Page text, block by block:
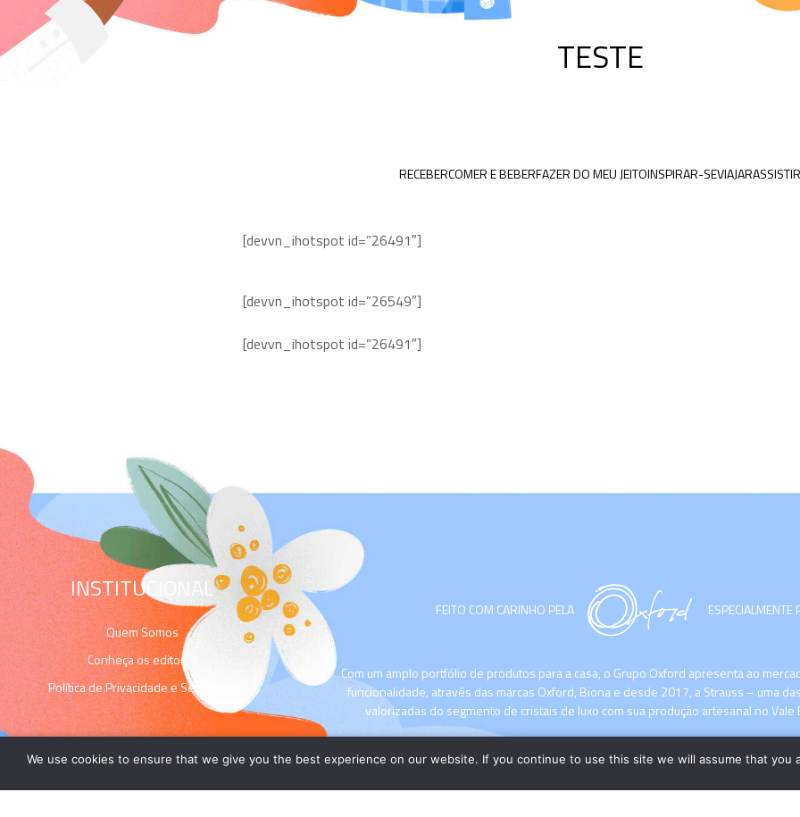
TESTE
RECEBERCOMER E BEBERFAZER DO MEU JEITOINSPIRAR-SEVIAJARASSISTIR
[devvn_ihotspot id=”26491″]
[devvn_ihotspot id=”26549″]
[devvn_ihotspot id=”26491″]
INSTITUCIONAL
Quem Somos
Conheça os editores
Política de Privacidade e Segurança
FEITO COM CARINHO PELA ESPECIALMENTE
Com um amplo portfólio de produtos para a casa, o Grupo Oxford apresenta ao
funcionalidade, através das marcas Oxford, Biona e desde 2017, a Strauss – uma
valorizadas do segmento de cristais de luxo com sua produção artesanal no Vale
We use cookies to ensure that we give you the best experience on our website. If you continue to use this site we will assume that you